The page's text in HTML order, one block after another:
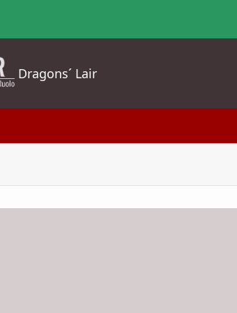
Dragons´ Lair